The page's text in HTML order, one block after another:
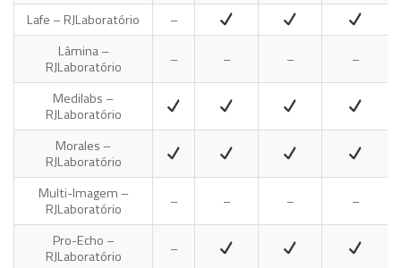
Lafe – RJLaboratório
–
Lâmina –
RJLaboratório – – –
–
Medilabs –
RJLaboratório
Morales –
RJLaboratório
Multi-Imagem –
RJLaboratório – – –
–
Pro-Echo –
RJLaboratório
–